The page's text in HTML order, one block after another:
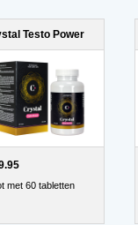
Testo Power
met 60 tabletten